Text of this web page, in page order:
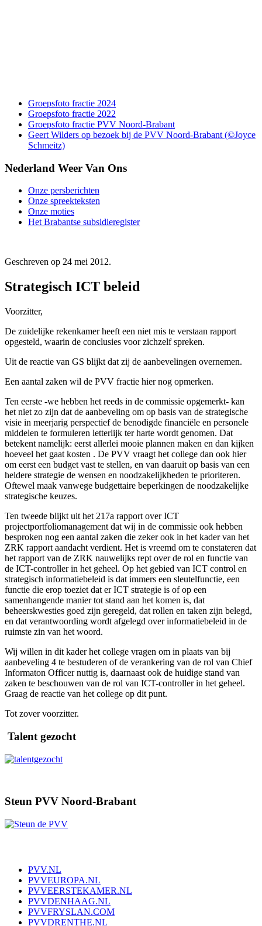
Groepsfoto fractie 2024
Groepsfoto fractie 2022
Groepsfoto fractie PVV Noord-Brabant
Geert Wilders op bezoek bij de PVV Noord-Brabant (©Joyce
Schmeitz)
Nederland Weer Van Ons
Onze persberichten
Onze spreekteksten
Onze moties
Het Brabantse subsidieregister
Geschreven op 24 mei 2012.
Strategisch ICT beleid
Voorzitter,
De zuidelijke rekenkamer heeft een niet mis te verstaan rapport
opgesteld, waarin de conclusies voor zichzelf spreken.
Uit de reactie van GS blijkt dat zij de aanbevelingen overnemen.
Een aantal zaken wil de PVV fractie hier nog opmerken.
Ten eerste -we hebben het reeds in de commissie opgemerkt- kan
het niet zo zijn dat de aanbeveling om op basis van de strategische
visie in meerjarig perspectief de benodigde financiële en personele
middelen te formuleren letterlijk ter harte wordt genomen. Dat
betekent namelijk: eerst allerlei mooie plannen maken en dan kijken
hoeveel het gaat kosten . De PVV vraagt het college dan ook hier
om eerst een budget vast te stellen, en van daaruit op basis van een
heldere strategie de wensen en noodzakelijkheden te prioriteren.
Oftewel maak vanwege budgettaire beperkingen de noodzakelijke
strategische keuzes.
Ten tweede blijkt uit het 217a rapport over ICT
projectportfoliomanagement dat wij in de commissie ook hebben
besproken nog een aantal zaken die zeker ook in het kader van het
ZRK rapport aandacht verdient. Het is vreemd om te constateren dat
het rapport van de ZRK nauwelijks rept over de rol en functie van
de ICT-controller in het geheel. Op het gebied van ICT control en
strategisch informatiebeleid is dat immers een sleutelfunctie, een
functie die erop toeziet dat er ICT strategie is of op een
samenhangende manier tot stand aan het komen is, dat
beheerskwesties goed zijn geregeld, dat rollen en taken zijn belegd,
en dat verantwoording wordt afgelegd over informatiebeleid in de
ruimste zin van het woord.
Wij willen in dit kader het college vragen om in plaats van bij
aanbeveling 4 te bestuderen of de verankering van de rol van Chief
Informaton Officer nuttig is, daarnaast ook de huidige stand van
zaken te beschouwen van de rol van ICT-controller in het geheel.
Graag de reactie van het college op dit punt.
Tot zover voorzitter.
Talent gezocht
Steun PVV Noord-Brabant
PVV.NL
PVVEUROPA.NL
PVVEERSTEKAMER.NL
PVVDENHAAG.NL
PVVFRYSLAN.COM
PVVDRENTHE.NL